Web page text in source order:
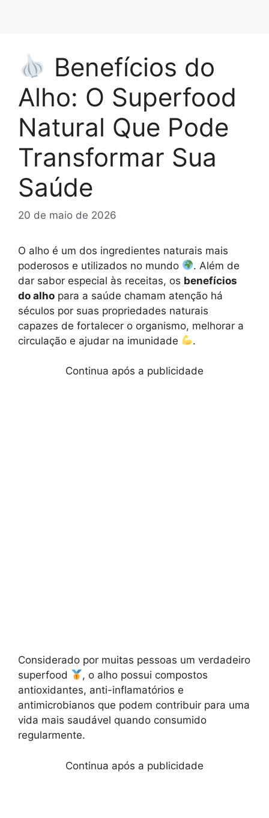
Benefícios do
Alho: O Superfood
Natural Que Pode
Transformar Sua
Saúde
20 de maio de 2026
O alho é um dos ingredientes naturais mais
poderosos e utilizados no mundo
. Além de
dar sabor especial às receitas, os benefícios
do alho para a saúde chamam atenção há
séculos por suas propriedades naturais
capazes de fortalecer o organismo, melhorar a
circulação e ajudar na imunidade
.
Continua após a publicidade
Considerado por muitas pessoas um verdadeiro
superfood
, o alho possui compostos
antioxidantes, anti-inflamatórios e
antimicrobianos que podem contribuir para uma
vida mais saudável quando consumido
regularmente.
Continua após a publicidade